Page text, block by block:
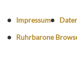
Impressum
Ruhrbarone